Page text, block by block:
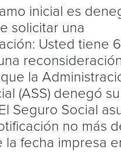
inicial es
solicitar una
Usted tiene
la
(ASS) denegó su
Seguro Social
no más
fecha impresa